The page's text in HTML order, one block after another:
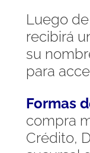
Luego
recibirá
su
para
Formas
compra
Crédito,